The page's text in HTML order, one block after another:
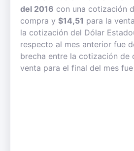
del 2016 con una cotización
compra y $14,51 para la
la cotización del Dólar
respecto al mes anterior fue
brecha entre la cotización de
venta para el final del mes